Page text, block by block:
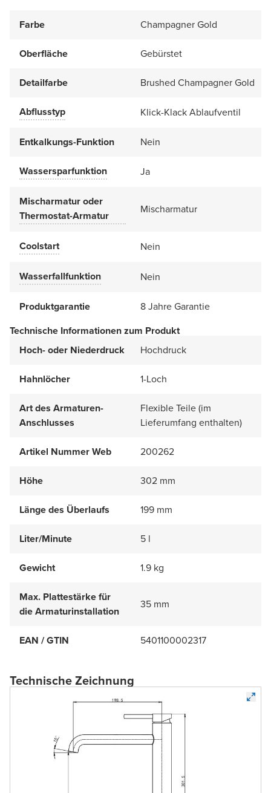
Farbe Champagner Gold
Oberfläche Gebürstet
Detailfarbe Brushed Champagner Gold
Abflusstyp Klick-Klack Ablaufventil
Entkalkungs-Funktion Nein
Wassersparfunktion Ja
Mischarmatur oder
Thermostat-Armatur
Mischarmatur
Coolstart Nein
Wasserfallfunktion Nein
Produktgarantie
8 Jahre Garantie
Technische Informationen zum Produkt
Hoch- oder Niederdruck
Hochdruck
Hahnlöcher 1-Loch
Art des Armaturen-
Anschlusses
Flexible Teile (im
Lieferumfang enthalten)
Artikel Nummer Web 200262
Höhe 302 mm
Länge des Überlaufs 199 mm
Liter/Minute 5 l
Gewicht 1.9 kg
Max. Plattestärke für
die Armaturinstallation
35 mm
EAN / GTIN 5401100002317
Technische Zeichnung